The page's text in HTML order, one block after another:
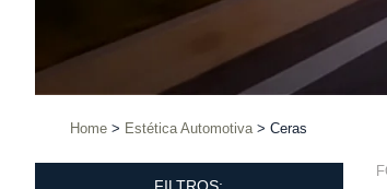
Home Estética Automotiva Ceras